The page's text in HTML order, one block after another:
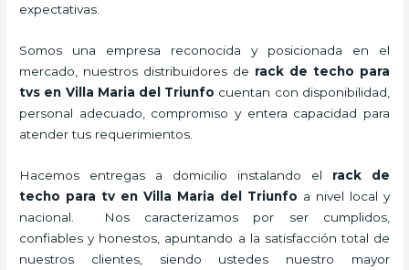
expectativas.
Somos una empresa reconocida y posicionada en el
mercado, nuestros distribuidores de rack de techo para
tvs en Villa Maria del Triunfo cuentan con disponibilidad,
personal adecuado, compromiso y entera capacidad para
atender tus requerimientos.
Hacemos entregas a domicilio instalando el rack de
techo para tv en Villa Maria del Triunfo a nivel local y
nacional.
Nos caracterizamos por ser cumplidos,
confiables y honestos, apuntando a la satisfacción total de
nuestros clientes, siendo ustedes nuestro mayor